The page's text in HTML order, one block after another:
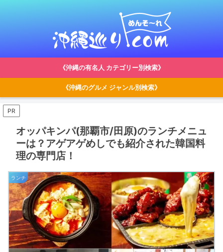
《沖縄の有名人 カテゴリー別検索》
《沖縄のグルメ ジャンル別検索》
PR
オッパキンパ(那覇市/田原)のランチメニュ
ーは？アゲアゲめしでも紹介された韓国料
理の専門店！
ランチ